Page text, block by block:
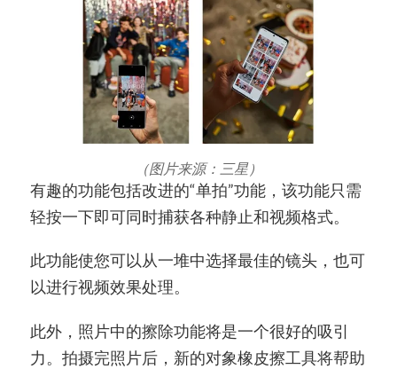
（图片来源：三星）
有趣的功能包括改进的“单拍”功能，该功能只需
轻按一下即可同时捕获各种静止和视频格式。
此功能使您可以从一堆中选择最佳的镜头，也可
以进行视频效果处理。
此外，照片中的擦除功能将是一个很好的吸引
力。拍摄完照片后，新的对象橡皮擦工具将帮助